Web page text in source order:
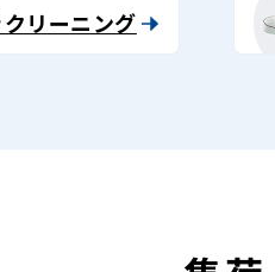
リーニング